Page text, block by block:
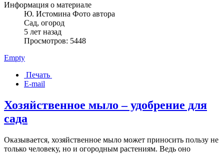
Информация о материале
Ю. Истомина Фото автора
Сад, огород
5 лет назад
Просмотров: 5448
Empty
Печать
E-mail
Хозяйственное мыло – удобрение для
сада
Оказывается, хозяйственное мыло может приносить пользу не
только человеку, но и огородным растениям. Ведь оно